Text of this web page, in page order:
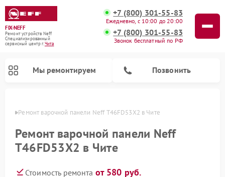
FIX-NEFF
Ремонт устройств Neff
Специализированный
cервисный центр г.Чита
+7 (800) 301-55-83
Ежедневно, с 10:00 до 20:00
+7 (800) 301-55-83
Звонок бесплатный по РФ
Мы ремонтируем Позвонить
Ремонт варочной панели Neff T46FD53X2 в Чите
Ремонт варочной панели Neff
T46FD53X2 в Чите
Стоимость ремонта от 580 руб.